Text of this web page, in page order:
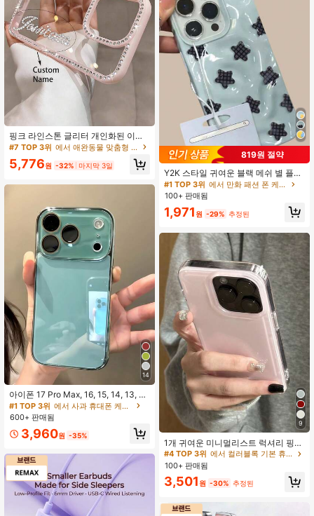
핑크 라인스톤 글리터 개인화된 이름
문자 패턴 투명 17 16 Pro Max 호환
물, 미적, 생일 선물
#7 TOP 3위 에서 애완동물 맞춤형 휴대폰 케이스
5,776원 -32% 마지막 3일
14
아이폰 17 Pro Max, 16, 15, 14, 13, 1
2, 11 Pro Max 호환 럭셔리 글로시 글
래스 폰 케이스, 렌즈 보호, 미니멀리
스트 솔리드 컬러, 귀엽고 우아한 폰
케이스 아이폰 17 Pro Max, 16 Pro M
ax, 17 Pro, 15 Pro Max, 14 Pro Max,
13 Pro Max 호환
#1 TOP 3위
에서 사과 휴대폰 케이스
600+ 판매됨
3,960원 -35%
819원 절약
Y2K 스타일 귀여운 블랙 메쉬 별 플리
츠 패턴 휴대폰 케이스, 17 Pro Max, 1
7 Pro, 17 Air, 16 Pro Max, 14, 15 Pro,
16 Plus, 13, 12, 11과 호환, 부드러운
보호 휴대폰 커버
#1 TOP 3위
에서 만화 패션 폰 케이스
100+ 판매됨
1,971 원 -29% 추정된
9
1개 귀여운 미니멀리스트 럭셔리 핑크
충격 방지 스크린 보호 두꺼운 투명 범
퍼 코너 솔리드 소재 기본 휴대폰 프리
미엄 케이스 아이폰 17/16/15 Pro Ma
x/13/14/12 Pro Plus/11 호환 패셔너
블 캔디 컬러 보호 커버 여성 봄 선물
생일 기념일
#4 TOP 3위
에서 컬러블록 기본 휴대폰 케이스
100+ 판매됨
3,501 원 -30% 추정된